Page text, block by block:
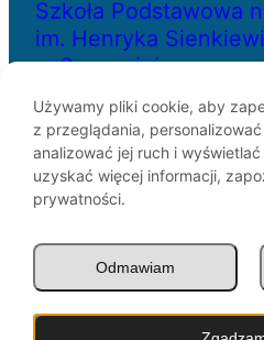
Szkoła Podstawowa
im. Henryka
w Szczecinie
ul. Bł. Królowej Jadwigi 29
70-262 Szczecin
telefon: 91-433-30-07
e-mail:
Używamy pliki cookie, aby
z przeglądania,
analizować jej ruch i
uzyskać więcej informacji,
prywatności.
Odmawiam